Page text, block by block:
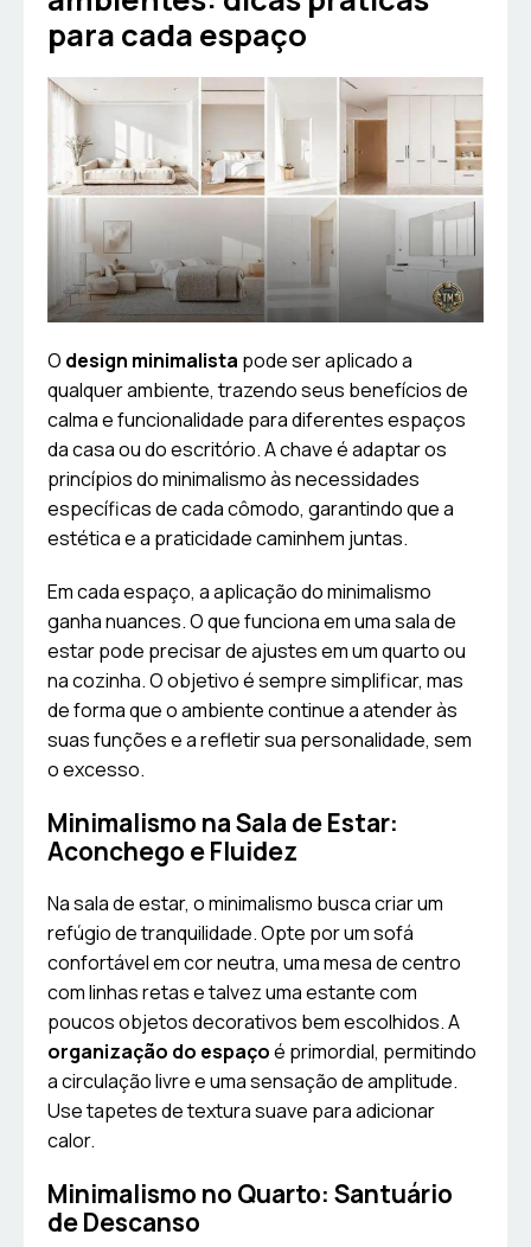
para cada espaço
O design minimalista pode ser aplicado a
qualquer ambiente, trazendo seus benefícios de
calma e funcionalidade para diferentes espaços
da casa ou do escritório. A chave é adaptar os
princípios do minimalismo às necessidades
específicas de cada cômodo, garantindo que a
estética e a praticidade caminhem juntas.
Em cada espaço, a aplicação do minimalismo
ganha nuances. O que funciona em uma sala de
estar pode precisar de ajustes em um quarto ou
na cozinha. O objetivo é sempre simplificar, mas
de forma que o ambiente continue a atender às
suas funções e a refletir sua personalidade, sem
o excesso.
Minimalismo na Sala de Estar:
Aconchego e Fluidez
Na sala de estar, o minimalismo busca criar um
refúgio de tranquilidade. Opte por um sofá
confortável em cor neutra, uma mesa de centro
com linhas retas e talvez uma estante com
poucos objetos decorativos bem escolhidos. A
organização do espaçoé primordial, permitindo
a circulação livre e uma sensação de amplitude.
Use tapetes de textura suave para adicionar
calor.
Minimalismo no Quarto: Santuário
de Descanso